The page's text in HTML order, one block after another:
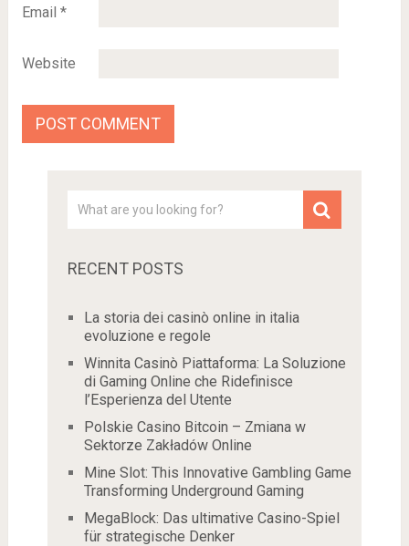
Email *
Website
RECENT POSTS
La storia dei casinò online in italia
evoluzione e regole
Winnita Casinò Piattaforma: La Soluzione
di Gaming Online che Ridefinisce
l’Esperienza del Utente
Polskie Casino Bitcoin – Zmiana w
Sektorze Zakładów Online
Mine Slot: This Innovative Gambling Game
Transforming Underground Gaming
MegaBlock: Das ultimative Casino-Spiel
für strategische Denker